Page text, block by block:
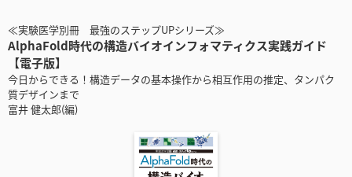
≪実験医学別冊 最強のステップUPシリーズ≫
AlphaFold時代の構造バイオインフォマティクス実践ガイド
【電子版】
今日からできる！構造データの基本操作から相互作用の推定、タンパク
質デザインまで
富井 健太郎(編)